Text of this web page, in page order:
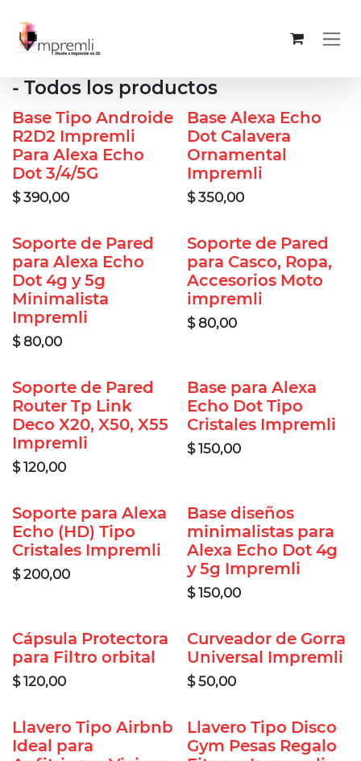
- Todos los productos
Base Tipo Androide
R2D2 Impremli
Para Alexa Echo
Dot 3/4/5G
$390,00
Base Alexa Echo
Dot Calavera
Ornamental
Impremli
$350,00
Soporte de Pared
para Alexa Echo
Dot 4g y 5g
Minimalista
Impremli
$80,00
Soporte de Pared
para Casco, Ropa,
Accesorios Moto
impremli
$80,00
Soporte de Pared
Router Tp Link
Deco X20, X50, X55
Impremli
$120,00
Base para Alexa
Echo Dot Tipo
Cristales Impremli
$150,00
Soporte para Alexa
Echo (HD) Tipo
Cristales Impremli
$200,00
Base diseños
minimalistas para
Alexa Echo Dot 4g
y 5g Impremli
$150,00
Cápsula Protectora
para Filtro orbital
$120,00
Curveador de Gorra
Universal Impremli
$50,00
Llavero Tipo Airbnb
Ideal para
Llavero Tipo Disco
Gym Pesas Regalo